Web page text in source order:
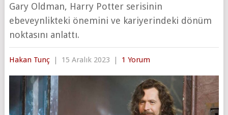
Gary Oldman, Harry Potter serisinin
ebeveynlikteki önemini ve kariyerindeki dönüm
noktasını anlattı.
Hakan Tunç | 15 Aralık 2023 | 1 Yorum